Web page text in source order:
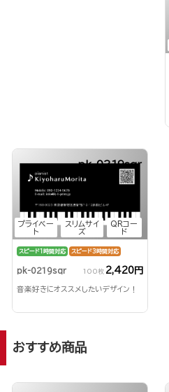
プライベー
ト
スリムサイ
ズ
QRコー
ド
pk-0219sqr
スピード1時間対応 スピード3時間対応
pk-0219sqr 100枚 2,420円
音楽好きにオススメしたいデザイン！
おすすめ商品